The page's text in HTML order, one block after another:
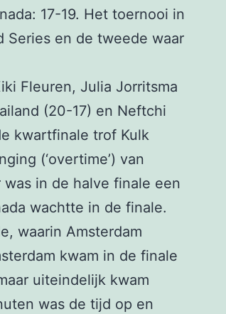
17-19. Het toernooi in
Series en de tweede waar
Fleuren, Julia Jorritsma
(20-17) en Neftchi
kwartfinale trof Kulk
(‘overtime’) van
was in de halve finale een
wachtte in de finale.
waarin Amsterdam
kwam in de finale
uiteindelijk kwam
was de tijd op en